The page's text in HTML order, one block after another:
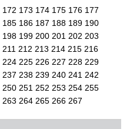
172 173 174 175 176 177
185 186 187 188 189 190
198 199 200 201 202 203
211 212 213 214 215 216
224 225 226 227 228 229
237 238 239 240 241 242
250 251 252 253 254 255
263 264 265 266 267